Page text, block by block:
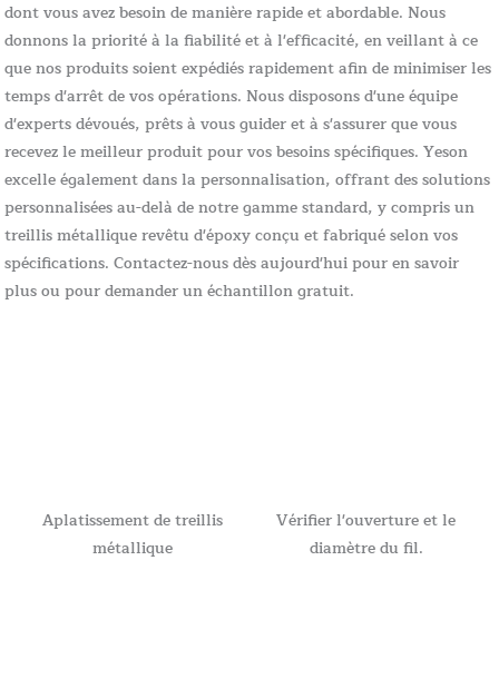
dont vous avez besoin de manière rapide et abordable. Nous
donnons la priorité à la fiabilité et à l'efficacité, en veillant à ce
que nos produits soient expédiés rapidement afin de minimiser les
temps d'arrêt de vos opérations. Nous disposons d'une équipe
d'experts dévoués, prêts à vous guider et à s'assurer que vous
recevez le meilleur produit pour vos besoins spécifiques. Yeson
excelle également dans la personnalisation, offrant des solutions
personnalisées au-delà de notre gamme standard, y compris un
treillis métallique revêtu d'époxy conçu et fabriqué selon vos
spécifications. Contactez-nous dès aujourd'hui pour en savoir
plus ou pour demander un échantillon gratuit.
Aplatissement de treillis
métallique
Vérifier l'ouverture et le
diamètre du fil.